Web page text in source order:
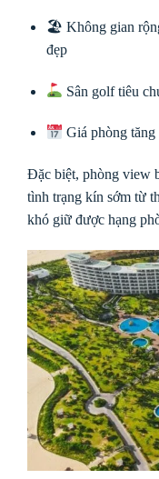
🏖 Không gian
đẹp
Sân golf tiêu
Giá phòng tăng
Đặc biệt, phòng view
tình trạng kín sớm từ
khó giữ được hạng